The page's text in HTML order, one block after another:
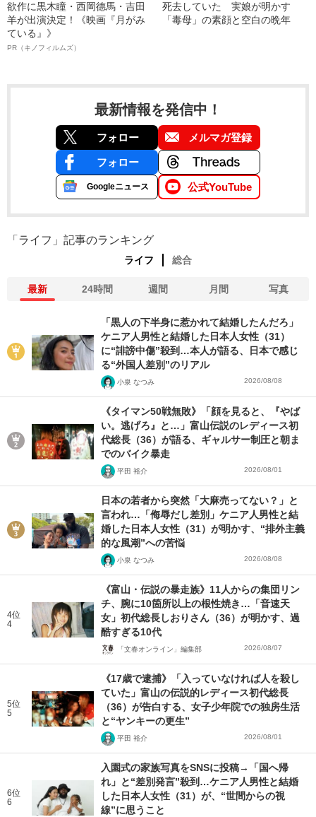
欲作に黒木瞳・西岡德馬・吉田
羊が出演決定！《映画『月がみ
ている』》
PR（キノフィルムズ）
死去していた 実娘が明かす
「毒母」の素顔と空白の晩年
最新情報を発信中！
フォロー メルマガ登録
フォロー
Googleニュース 公式YouTube
「ライフ」記事のランキング
ライフ 総合
最新 24時間 週間 月間 写真
「黒人の下半身に惹かれて結婚したんだろ」
ケニア人男性と結婚した日本人女性（31）
に“誹謗中傷”殺到…本人が語る、日本で感じ
る“外国人差別”のリアル
小泉 なつみ 2026/08/08
《タイマン50戦無敗》「顔を見ると、『やば
い。逃げろ』と…」富山伝説のレディース初
代総長（36）が語る、ギャルサー制圧と朝ま
でのバイク暴走
平田 裕介 2026/08/01
日本の若者から突然「大麻売ってない？」と
言われ…「侮辱だし差別」ケニア人男性と結
婚した日本人女性（31）が明かす、“排外主義
的な風潮”への苦悩
小泉 なつみ 2026/08/08
4位
4
《富山・伝説の暴走族》11人からの集団リン
チ、腕に10箇所以上の根性焼き…「音速天
女」初代総長しおりさん（36）が明かす、過
酷すぎる10代
「文春オンライン」編集部 2026/08/07
5位
5
《17歳で逮捕》「入っていなければ人を殺し
ていた」富山の伝説的レディース初代総長
（36）が告白する、女子少年院での独房生活
と“ヤンキーの更生”
平田 裕介 2026/08/01
6位
6
入園式の家族写真をSNSに投稿→「国へ帰
れ」と“差別発言”殺到…ケニア人男性と結婚
した日本人女性（31）が、“世間からの視
線”に思うこと